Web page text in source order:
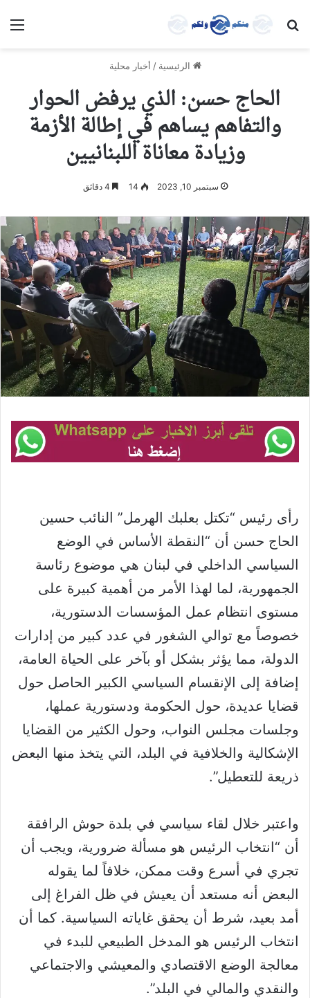
بحث عن
الرئيسية / أخبار محلية
الحاج حسن: الذي يرفض الحوار
والتفاهم يساهم في إطالة الأزمة
وزيادة معاناة اللبنانيين
سبتمبر 10, 2023 14
رأى رئيس “تكتل بعلبك الهرمل” النائب حسين
الحاج حسن أن “النقطة الأساس في الوضع
السياسي الداخلي في لبنان هي موضوع رئاسة
الجمهورية، لما لهذا الأمر من أهمية كبيرة على
مستوى انتظام عمل المؤسسات الدستورية،
خصوصاً مع توالي الشغور في عدد كبير من إدارات
الدولة، مما يؤثر بشكل أو بآخر على الحياة العامة،
إضافة إلى الإنقسام السياسي الكبير الحاصل حول
قضايا عديدة، حول الحكومة ودستورية عملها،
وجلسات مجلس النواب، وحول الكثير من القضايا
الإشكالية والخلافية في البلد، التي يتخذ منها البعض
ذريعة للتعطيل”.
واعتبر خلال لقاء سياسي في بلدة حوش الرافقة
أن “انتخاب الرئيس هو مسألة ضرورية، ويجب أن
تجري في أسرع وقت ممكن، خلافاً لما يقوله
البعض أنه مستعد أن يعيش في ظل الفراغ إلى
أمد بعيد، شرط أن يحقق غاياته السياسية. كما أن
انتخاب الرئيس هو المدخل الطبيعي للبدء في
معالجة الوضع الاقتصادي والمعيشي والاجتماعي
والنقدي والمالي في البلد”.